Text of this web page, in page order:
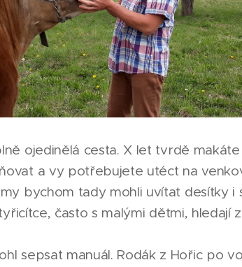
ojedinělá cesta. X let tvrdě
a vy potřebujete utéct na
bychom tady mohli uvítat desítky i
často s malými dětmi, hledají
sepsat manuál. Rodák z Hořic po